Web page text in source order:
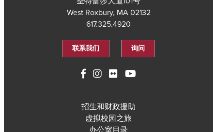
West Roxbury, MA 02132
617.325.4920
联系我们 询问
招生和财政援助
虚拟校园之旅